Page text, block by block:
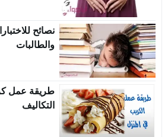
نصائح
والطالبات
طريقة عمل
التكاليف